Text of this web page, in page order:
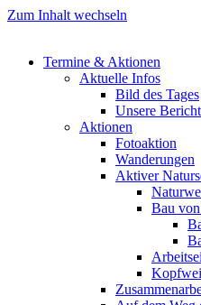
Zum Inhalt wechseln
Termine & Aktionen
Aktuelle Infos
Bild des Tages
Unsere
Aktionen
Fotoaktion
Wanderungen
Aktiver
Bau